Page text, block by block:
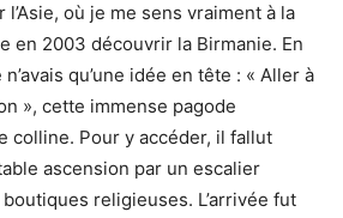
l’Asie, où je me sens vraiment à la
en 2003 découvrir la Birmanie. En
qu’une idée en tête : « Aller à
», cette immense pagode
colline. Pour y accéder, il fallut
ascension par un escalier
religieuses. L’arrivée fut